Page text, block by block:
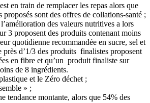
en train de remplacer les repas alors que
proposés sont des offres de collations-santé ;
des valeurs nutritives a lors
3 proposent des produits contenant moins
quotidienne recommandée en sucre, sel et
près d’1/3 des produits finalistes proposent
en fibre et qu’un produit finaliste sur
de 8 ingrédients.
et le Zéro déchet ;
» ;
tendance montante, alors que 54% des